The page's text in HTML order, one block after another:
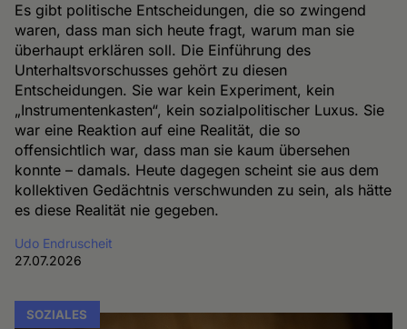
Es gibt politische Entscheidungen, die so zwingend
waren, dass man sich heute fragt, warum man sie
überhaupt erklären soll. Die Einführung des
Unterhaltsvorschusses gehört zu diesen
Entscheidungen. Sie war kein Experiment, kein
„Instrumentenkasten“, kein sozialpolitischer Luxus. Sie
war eine Reaktion auf eine Realität, die so
offensichtlich war, dass man sie kaum übersehen
konnte – damals. Heute dagegen scheint sie aus dem
kollektiven Gedächtnis verschwunden zu sein, als hätte
es diese Realität nie gegeben.
Udo Endruscheit
27.07.2026
SOZIALES